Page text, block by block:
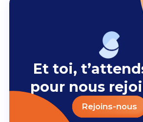
Et toi,
pour nous
Rejoins-nous